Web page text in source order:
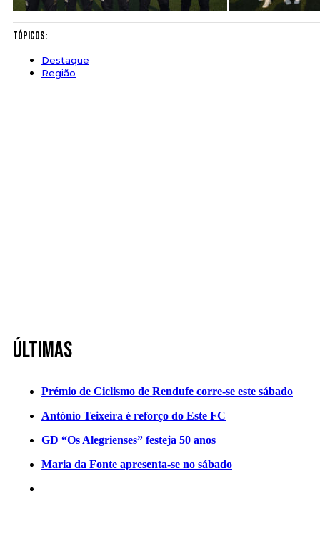
Tópicos:
Destaque
Região
Últimas
Prémio de Ciclismo de Rendufe corre-se este sábado
António Teixeira é reforço do Este FC
GD “Os Alegrienses” festeja 50 anos
Maria da Fonte apresenta-se no sábado